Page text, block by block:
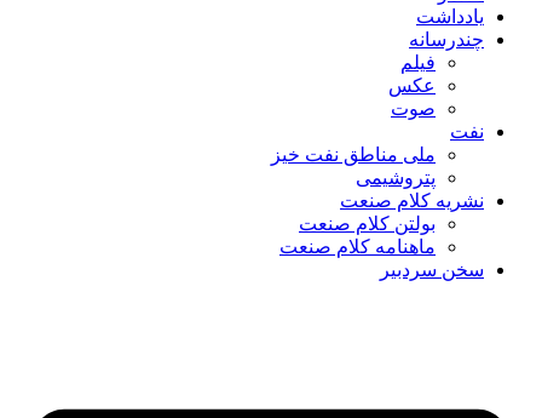
یادداشت
چندرسانه
فیلم
عکس
صوت
نفت
ملی مناطق نفت خیز
پتروشیمی
نشریه کلام صنعت
بولتن کلام صنعت
ماهنامه کلام صنعت
سخن سردبیر